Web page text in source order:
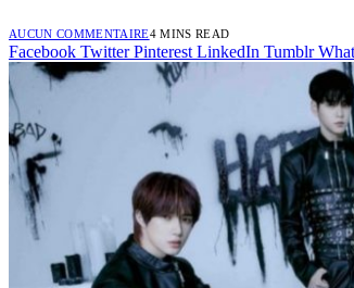
AUCUN COMMENTAIRE4 MINS READ
Facebook Twitter Pinterest LinkedIn Tumblr